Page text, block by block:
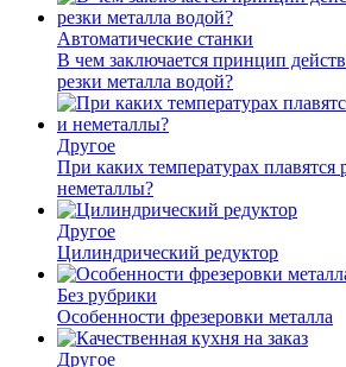
Автоматические станки
В чем заключается принцип
резки металла водой?
Другое
При каких температурах плавятся
неметаллы?
Другое
Цилиндрический редуктор
Без рубрики
Особенности фрезеровки металла
Другое